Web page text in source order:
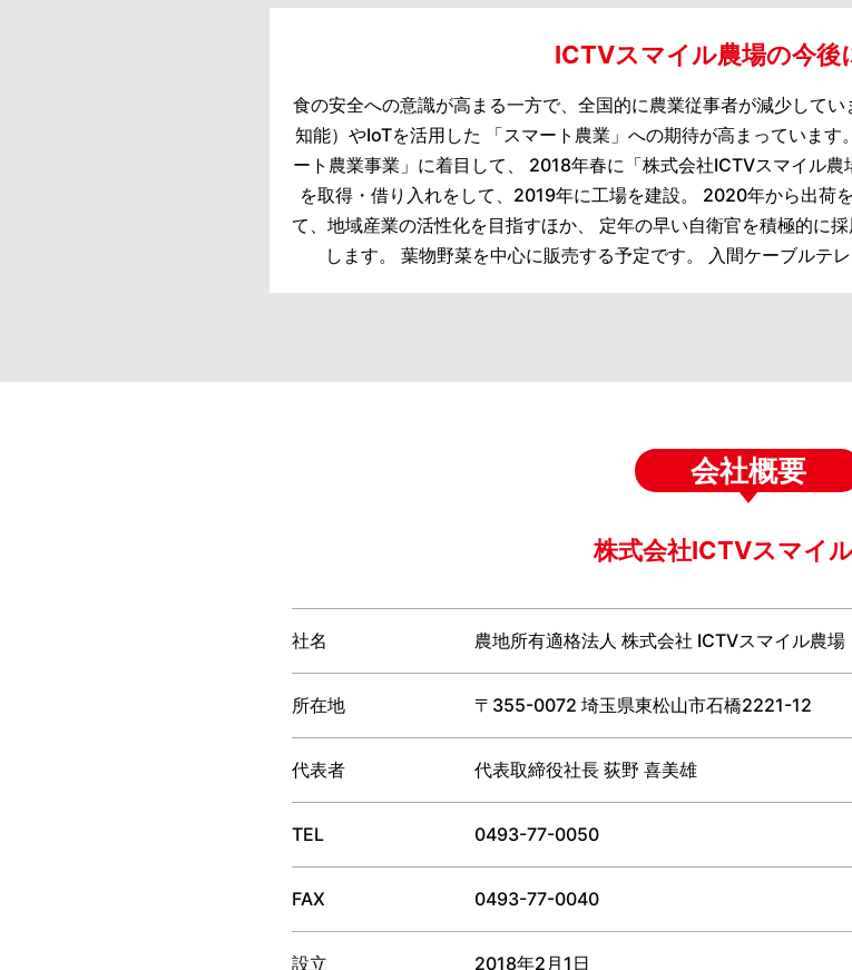
ICTVスマイル農場の今後
食の安全への意識が高まる一方で、全国的に農業従事者が減少して
知能）やIoTを活用した 「スマート農業」への期待が高まっていま
ート農業事業」に着目して、 2018年春に「株式会社ICTVスマイル
を取得・借り入れをして、2019年に工場を建設。 2020年から出荷
て、地域産業の活性化を目指すほか、 定年の早い自衛官を積極的に
します。 葉物野菜を中心に販売する予定です。 入間ケーブルテ
会社概要
株式会社ICTVスマイ
社名 農地所有適格法人 株式会社 ICTVスマイル農場
所在地 〒355-0072 埼玉県東松山市石橋2221-12
代表者 代表取締役社長 荻野 喜美雄
TEL 0493-77-0050
FAX 0493-77-0040
設立 2018年2月1日